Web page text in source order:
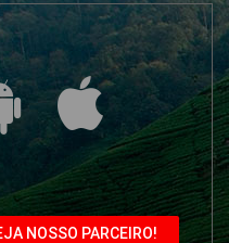
NOSSO PARCEIRO!